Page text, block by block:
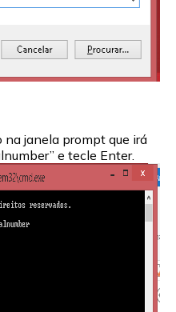
na janela prompt que irá
e tecle Enter.